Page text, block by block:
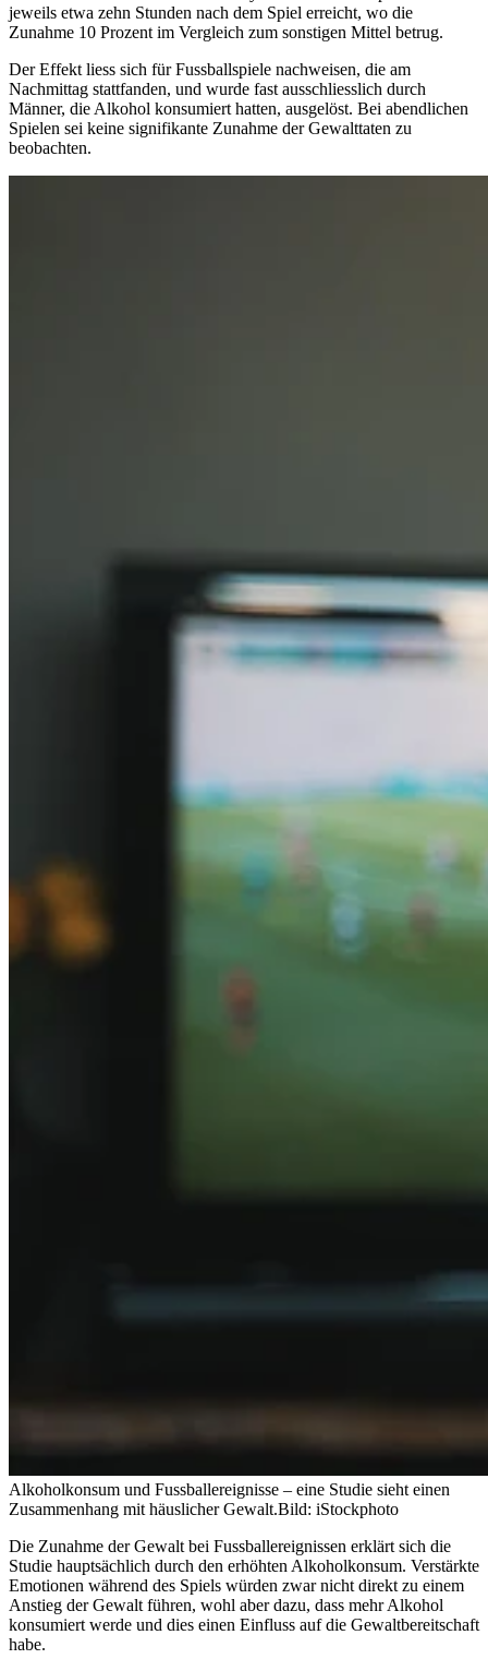
jeweils etwa zehn Stunden nach dem Spiel erreicht, wo die
Zunahme 10 Prozent im Vergleich zum sonstigen Mittel betrug.
Der Effekt liess sich für Fussballspiele nachweisen, die am
Nachmittag stattfanden, und wurde fast ausschliesslich durch
Männer, die Alkohol konsumiert hatten, ausgelöst. Bei abendlichen
Spielen sei keine signifikante Zunahme der Gewalttaten zu
beobachten.
Alkoholkonsum und Fussballereignisse – eine Studie sieht einen
Zusammenhang mit häuslicher Gewalt.Bild: iStockphoto
Die Zunahme der Gewalt bei Fussballereignissen erklärt sich die
Studie hauptsächlich durch den erhöhten Alkoholkonsum. Verstärkte
Emotionen während des Spiels würden zwar nicht direkt zu einem
Anstieg der Gewalt führen, wohl aber dazu, dass mehr Alkohol
konsumiert werde und dies einen Einfluss auf die Gewaltbereitschaft
habe.